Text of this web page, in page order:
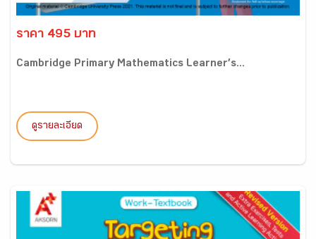
ราคา 495 บาท
Cambridge Primary Mathematics Learner’s...
ดูรายละเอียด